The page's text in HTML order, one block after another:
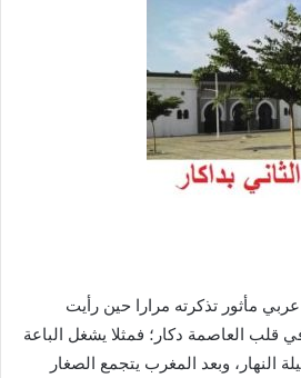
مأثور تذكرته مرارا حين رأيت
قلب العاصمة دكار؛ فمثلا يشغل الباعة
وبعد المغرب يتجمع الصغار